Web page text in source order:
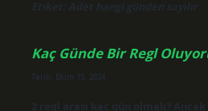
Etiket: Adet hangi günden sayılır
Kaç Günde Bir Regl
Tarih: Ekim 15, 2024
2 regl arası kaç gün olmalı?